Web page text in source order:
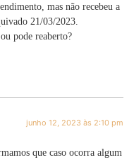
mas não recebeu a
21/03/2023.
pode reaberto?
junho 12, 2023 às 2:10 pm
que caso ocorra algum